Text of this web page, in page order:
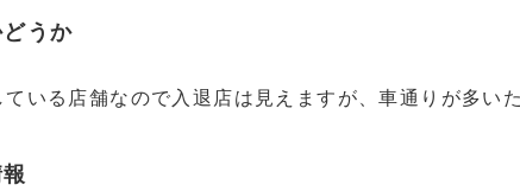
うか
いる店舗なので入退店は見えますが、車通りが多い